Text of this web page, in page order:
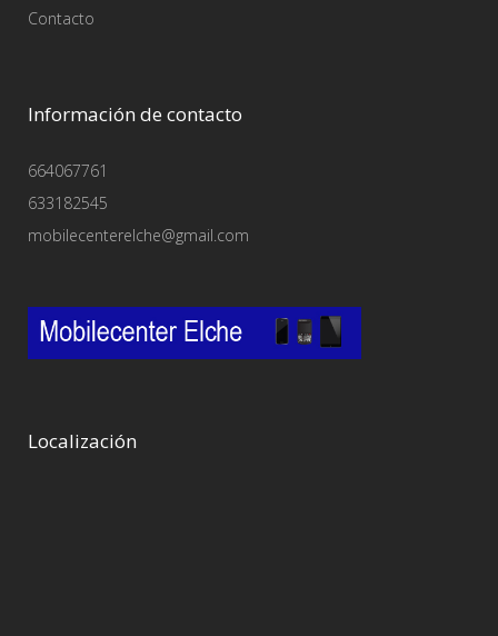
Contacto
Información de contacto
664067761
633182545
mobilecenterelche@gmail.com
Localización